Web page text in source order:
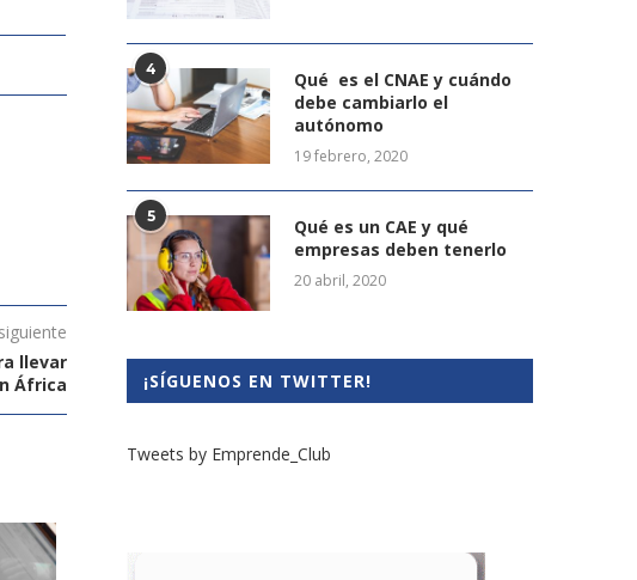
llevar
África
4
Qué es el CNAE y cuándo
debe cambiarlo el
autónomo
19 febrero, 2020
5
Qué es un CAE y qué
empresas deben tenerlo
20 abril, 2020
¡SÍGUENOS EN TWITTER!
Tweets by Emprende_Club